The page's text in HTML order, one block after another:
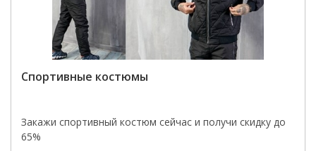
Спортивные костюмы
Закажи спортивный костюм сейчас и получи скидку до
65%